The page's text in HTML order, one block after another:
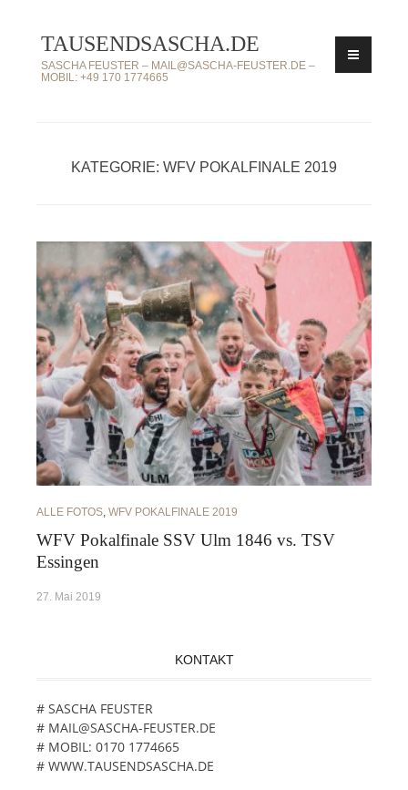
Inhalt
springen
TAUSENDSASCHA.DE
SASCHA FEUSTER – MAIL@SASCHA-FEUSTER.DE –
MOBIL: +49 170 1774665
KATEGORIE: WFV POKALFINALE 2019
ALLE FOTOS WFV POKALFINALE 2019
WFV Pokalfinale SSV Ulm 1846 vs. TSV
Essingen
27. Mai 2019
KONTAKT
# SASCHA FEUSTER
# MAIL@SASCHA-FEUSTER.DE
# MOBIL: 0170 1774665
# WWW.TAUSENDSASCHA.DE